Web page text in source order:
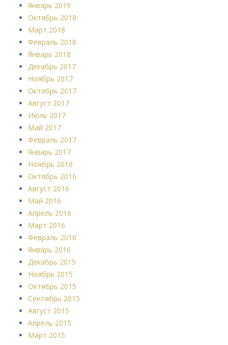
Январь 2019
Октябрь 2018
Март 2018
Февраль 2018
Январь 2018
Декабрь 2017
Ноябрь 2017
Октябрь 2017
Август 2017
Июль 2017
Май 2017
Февраль 2017
Январь 2017
Ноябрь 2016
Октябрь 2016
Август 2016
Май 2016
Апрель 2016
Март 2016
Февраль 2016
Январь 2016
Декабрь 2015
Ноябрь 2015
Октябрь 2015
Сентябрь 2015
Август 2015
Апрель 2015
Март 2015